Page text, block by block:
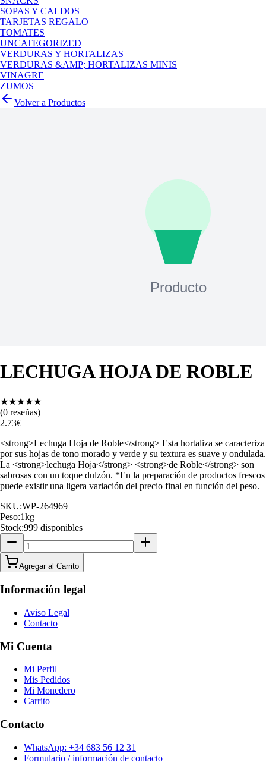
SOPAS Y CALDOS
TARJETAS REGALO
TOMATES
UNCATEGORIZED
VERDURAS Y HORTALIZAS
VERDURAS &AMP; HORTALIZAS MINIS
VINAGRE
ZUMOS
Volver a Productos
LECHUGA HOJA DE ROBLE
★★★★★
(0 reseñas)
2.73€
<strong>Lechuga Hoja de Roble</strong> Esta hortaliza se caracteriza
por sus hojas de tono morado y verde y su textura es suave y ondulada.
La <strong>lechuga Hoja</strong> <strong>de Roble</strong> son
sabrosas con un toque dulzón. *En la preparación de productos frescos
puede existir una ligera variación del precio final en función del peso.
SKU:WP-264969
Peso:1kg
Stock:999 disponibles
Agregar al Carrito
Información legal
Aviso Legal
Contacto
Mi Cuenta
Mi Perfil
Mis Pedidos
Mi Monedero
Carrito
Contacto
WhatsApp: +34 683 56 12 31
Formulario / información de contacto